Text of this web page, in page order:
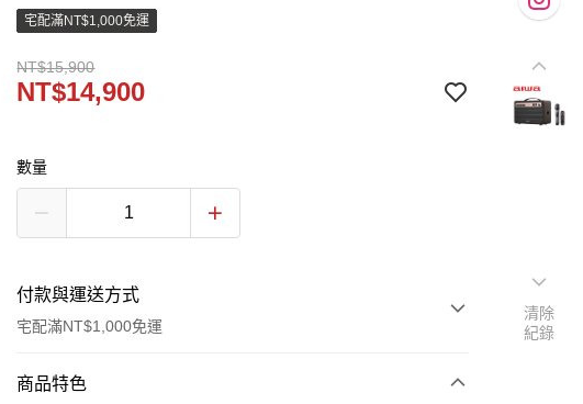
宅配滿NT$1,000免運
NT$15,900
NT$14,900
數量
付款與運送方式
宅配滿NT$1,000免運
付款方式
商品特色
清除
紀錄